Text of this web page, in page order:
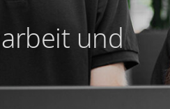
und